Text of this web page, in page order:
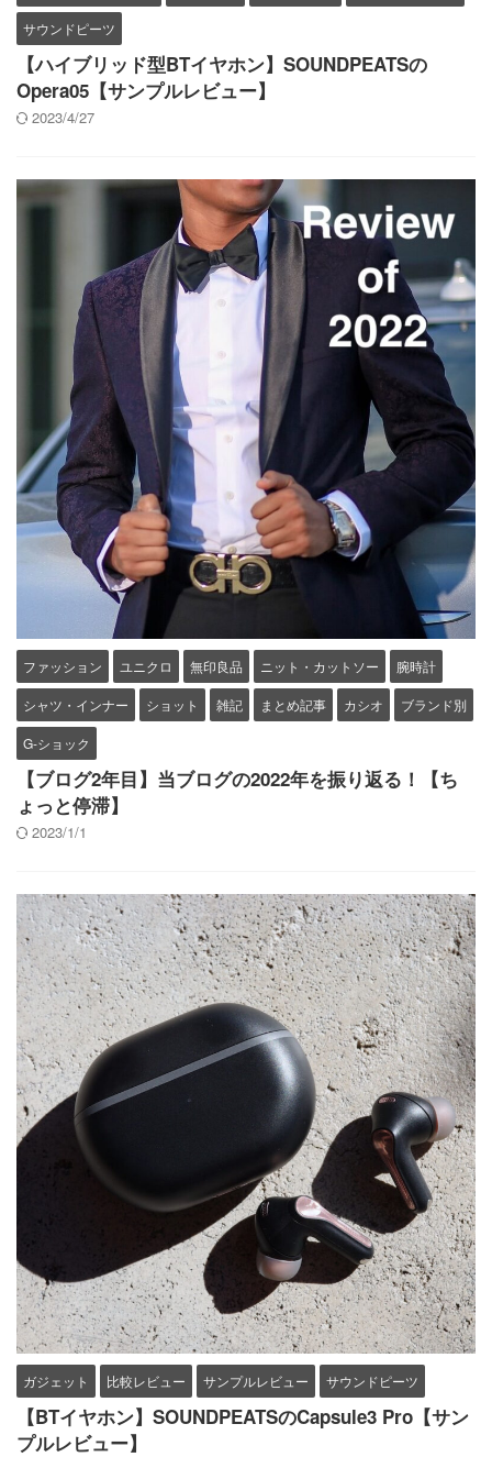
サウンドピーツ
【ハイブリッド型BTイヤホン】SOUNDPEATSの
Opera05【サンプルレビュー】
2023/4/27
ファッション ユニクロ 無印良品 ニット・カットソー 腕時計
シャツ・インナー ショット 雑記 まとめ記事 カシオ ブランド別
G-ショック
【ブログ2年目】当ブログの2022年を振り返る！【ち
ょっと停滞】
2023/1/1
ガジェット 比較レビュー サンプルレビュー サウンドピーツ
【BTイヤホン】SOUNDPEATSのCapsule3 Pro【サン
プルレビュー】